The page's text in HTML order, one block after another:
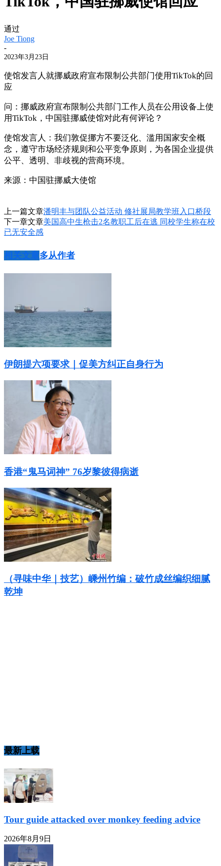
通过
Joe Tiong
-
2023年3月23日
使馆发言人就挪威政府宣布限制公共部门使用TikTok的回
应
问：挪威政府宣布限制公共部门工作人员在公用设备上使
用TikTok，中国驻挪威使馆对此有何评论？
使馆发言人：我们敦促挪方不要泛化、滥用国家安全概
念，遵守市场经济规则和公平竞争原则，为各国企业提供
公平、透明、非歧视的营商环境。
来源：中国驻挪威大使馆
上一篇文章潘明丰与团队公益活动 修社展局教学班入口桥段
下一章文章美国高中生枪击2名教职工后在逃 同校学生称在校
已无安全感
相关文章多从作者
伊朗提六项要求｜促美方纠正自身行为
香港“鬼马词神” 76岁黎彼得病逝
（寻味中华｜技艺）嵊州竹编：破竹成丝编织细腻
乾坤
最新上载
Tour guide attacked over monkey feeding advice
2026年8月9日